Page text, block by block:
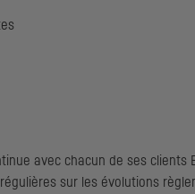
avec chacun de ses
sur les évolutions